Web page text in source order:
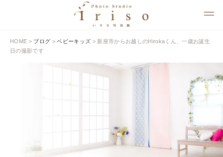
HOME > ブログ >ベビーキッズ > 新座市からお越しのHirokaくん、一歳お誕生
日の撮影です